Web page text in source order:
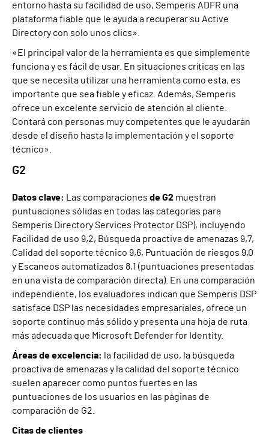
entorno hasta su facilidad de uso, Semperis ADFR una
plataforma fiable que le ayuda a recuperar su Active
Directory con solo unos clics».
«El principal valor de la herramienta es que simplemente
funciona y es fácil de usar. En situaciones críticas en las
que se necesita utilizar una herramienta como esta, es
importante que sea fiable y eficaz. Además, Semperis
ofrece un excelente servicio de atención al cliente.
Contará con personas muy competentes que le ayudarán
desde el diseño hasta la implementación y el soporte
técnico».
G2
Datos clave: Las comparaciones de G2 muestran
puntuaciones sólidas en todas las categorías para
Semperis Directory Services Protector DSP), incluyendo
Facilidad de uso 9,2, Búsqueda proactiva de amenazas 9,7,
Calidad del soporte técnico 9,6, Puntuación de riesgos 9,0
y Escaneos automatizados 8,1 (puntuaciones presentadas
en una vista de comparación directa). En una comparación
independiente, los evaluadores indican que Semperis DSP
satisface DSP las necesidades empresariales, ofrece un
soporte continuo más sólido y presenta una hoja de ruta
más adecuada que Microsoft Defender for Identity.
Áreas de excelencia: la facilidad de uso, la búsqueda
proactiva de amenazas y la calidad del soporte técnico
suelen aparecer como puntos fuertes en las
puntuaciones de los usuarios en las páginas de
comparación de G2.
Citas de clientes